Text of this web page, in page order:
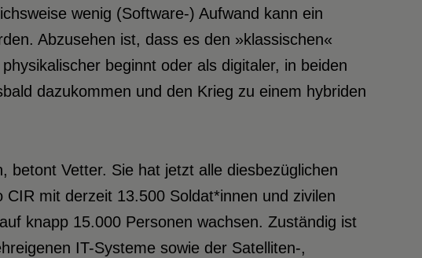
wenig (Software-) Aufwand kann ein
Abzusehen ist, dass es den »klassischen«
beginnt oder als digitaler, in beiden
dazukommen und den Krieg zu einem hybriden
betont Vetter. Sie hat jetzt alle diesbezüglichen
mit derzeit 13.500 Soldat*innen und zivilen
knapp 15.000 Personen wachsen. Zuständig ist
IT-Systeme sowie der Satelliten-,